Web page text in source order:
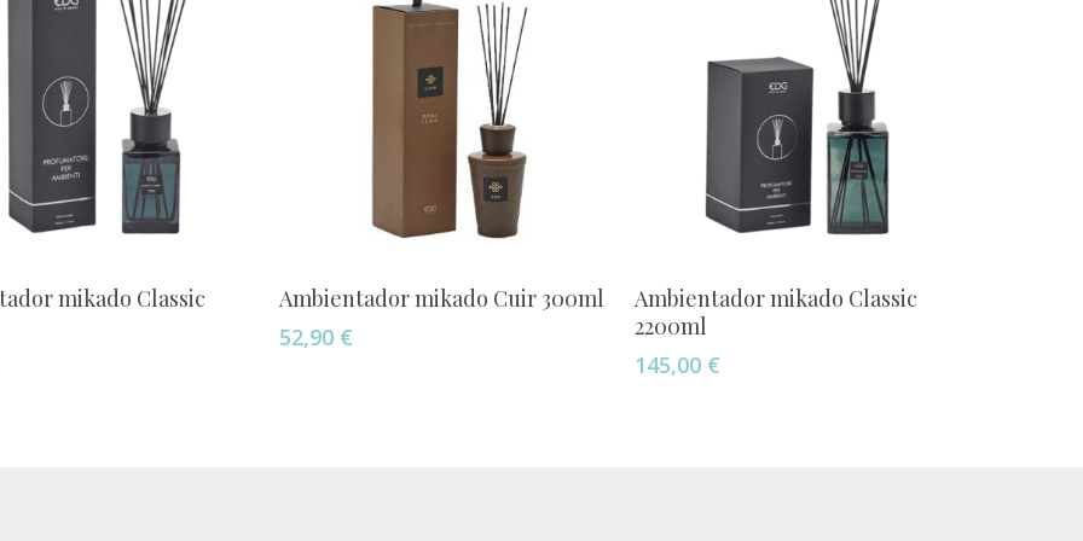
Seleccionar Opciones
mikado Classic
Seleccionar Opciones
producto
tiene
Ambientador mikado Cuir 300ml
52,90 €
Seleccionar Opciones
producto
tiene
múltiples
Ambientador mikado Classic
2200ml
145,00 €